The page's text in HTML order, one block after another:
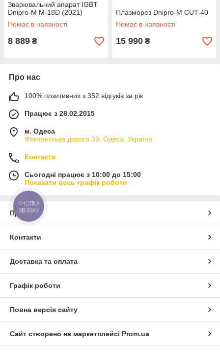
Зварювальний апарат IGBT
Dnipro-M M-18D (2021)
Немає в наявності
8 889 ₴
Плазморез Dnipro-M CUT-40
Немає в наявності
15 990 ₴
Про нас
100% позитивних з 352 відгуків за рік
Працює з 28.02.2015
м. Одеса
Фонтанскька дорога 39, Одеса, Україна
Контакти
Сьогодні працює з 10:00 до 15:00
Показати весь графік роботи
Про нас
Контакти
Доставка та оплата
Графік роботи
Повна версія сайту
Сайт створено на маркетплейсі Prom.ua
КНОПКА
ЗВ'ЯЗКУ